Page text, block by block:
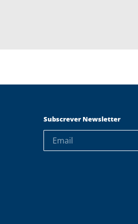
Subscrever Newsletter